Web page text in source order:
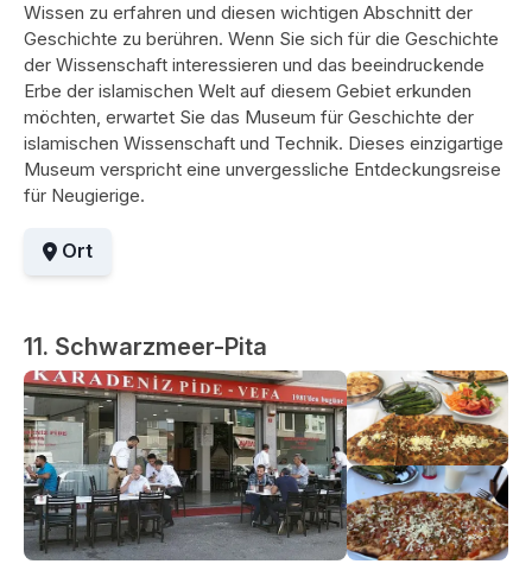
Wissen zu erfahren und diesen wichtigen Abschnitt der
Geschichte zu berühren. Wenn Sie sich für die Geschichte
der Wissenschaft interessieren und das beeindruckende
Erbe der islamischen Welt auf diesem Gebiet erkunden
möchten, erwartet Sie das Museum für Geschichte der
islamischen Wissenschaft und Technik. Dieses einzigartige
Museum verspricht eine unvergessliche Entdeckungsreise
für Neugierige.
Ort
11. Schwarzmeer-Pita